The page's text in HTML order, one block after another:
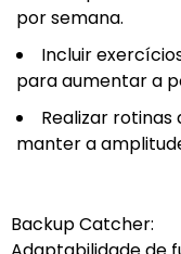
por semana.
Incluir
para aumentar a
Realizar
manter a
Post
Backup Catcher: